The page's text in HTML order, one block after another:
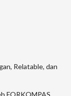
Relatable, dan
FORKOMPAS